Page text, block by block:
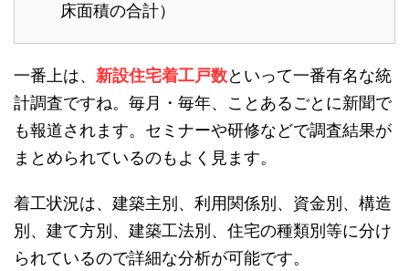
床面積の合計）
一番上は、 新設住宅着工戸数といって一番有名な統
計調査ですね。毎月・毎年、ことあるごとに新聞で
も報道されます。セミナーや研修などで調査結果が
まとめられているのもよく見ます。
着工状況は、建築主別、利用関係別、資金別、構造
別、建て方別、建築工法別、住宅の種類別等に分け
られているので詳細な分析が可能です。